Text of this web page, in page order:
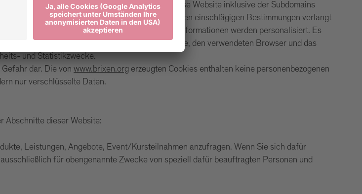
ein Benutzer bestimmte Websites besucht. Diese Website inklusive der Subdomains
wird, wo dies ausdrücklich per Gesetz oder anderen einschlägigen Bestimmungen verlangt
und die an den Benutzer übermittelten Informationen werden personalisiert. Es
zu sammeln, wie zum Beispiel seine IP-Adresse, den verwendeten Browser und das
und Statistikzwecke.
dar. Die von www.brixen.org erzeugten Cookies enthalten keine personenbezogenen
nur verschlüsselte Daten.
Abschnitte dieser Website:
Leistungen, Angebote, Event/Kursteilnahmen anzufragen. Wenn Sie sich dafür
für obengenannte Zwecke von speziell dafür beauftragten Personen und